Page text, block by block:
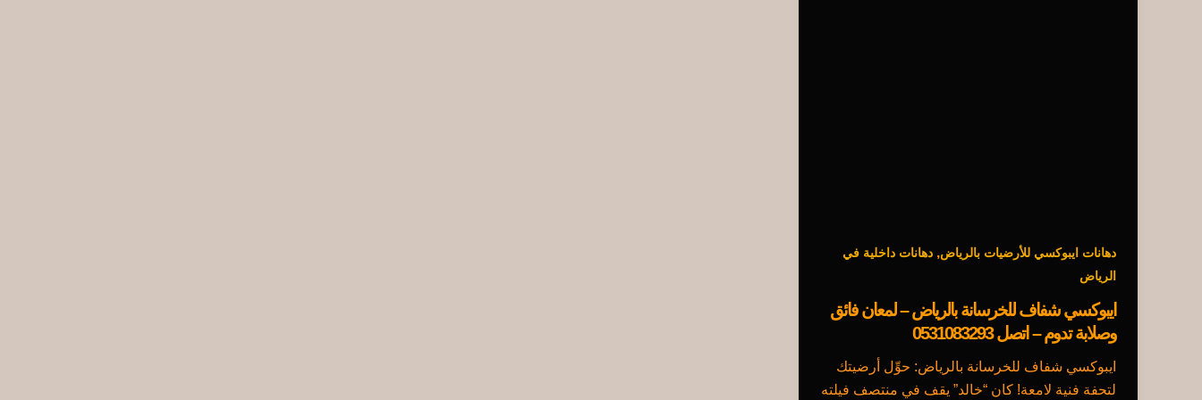
دهانات ايبوكسي للأرضيات بالرياض, دهانات داخلية في
الرياض
ايبوكسي شفاف للخرسانة بالرياض – لمعان فائق
وصلابة تدوم – اتصل 0531083293
ايبوكسي شفاف للخرسانة بالرياض: حوِّل أرضيتك
لتحفة فنية لامعة! كان “خالد” يقف في منتصف فيلته